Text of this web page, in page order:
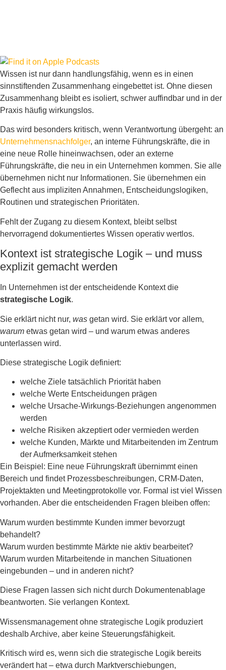
Wissen ist nur dann handlungsfähig, wenn es in einen
sinnstiftenden Zusammenhang eingebettet ist. Ohne diesen
Zusammenhang bleibt es isoliert, schwer auffindbar und in der
Praxis häufig wirkungslos.
Das wird besonders kritisch, wenn Verantwortung übergeht: an
Unternehmensnachfolger, an interne Führungskräfte, die in
eine neue Rolle hineinwachsen, oder an externe
Führungskräfte, die neu in ein Unternehmen kommen. Sie alle
übernehmen nicht nur Informationen. Sie übernehmen ein
Geflecht aus impliziten Annahmen, Entscheidungslogiken,
Routinen und strategischen Prioritäten.
Fehlt der Zugang zu diesem Kontext, bleibt selbst
hervorragend dokumentiertes Wissen operativ wertlos.
Kontext ist strategische Logik – und muss
explizit gemacht werden
In Unternehmen ist der entscheidende Kontext die
strategische Logik.
Sie erklärt nicht nur, was getan wird. Sie erklärt vor allem,
warum etwas getan wird – und warum etwas anderes
unterlassen wird.
Diese strategische Logik definiert:
welche Ziele tatsächlich Priorität haben
welche Werte Entscheidungen prägen
welche Ursache-Wirkungs-Beziehungen angenommen
werden
welche Risiken akzeptiert oder vermieden werden
welche Kunden, Märkte und Mitarbeitenden im Zentrum
der Aufmerksamkeit stehen
Ein Beispiel: Eine neue Führungskraft übernimmt einen
Bereich und findet Prozessbeschreibungen, CRM-Daten,
Projektakten und Meetingprotokolle vor. Formal ist viel Wissen
vorhanden. Aber die entscheidenden Fragen bleiben offen:
Warum wurden bestimmte Kunden immer bevorzugt
behandelt?
Warum wurden bestimmte Märkte nie aktiv bearbeitet?
Warum wurden Mitarbeitende in manchen Situationen
eingebunden – und in anderen nicht?
Diese Fragen lassen sich nicht durch Dokumentenablage
beantworten. Sie verlangen Kontext.
Wissensmanagement ohne strategische Logik produziert
deshalb Archive, aber keine Steuerungsfähigkeit.
Kritisch wird es, wenn sich die strategische Logik bereits
verändert hat – etwa durch Marktverschiebungen,